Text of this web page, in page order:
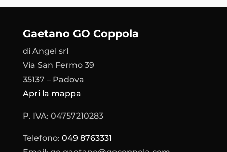
Gaetano GO Coppola
di Angel srl
Via San Fermo 39
35137 – Padova
Apri la mappa
P. IVA: 04757210283
Telefono: ‬049 8763331